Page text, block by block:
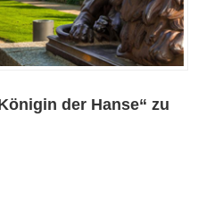
der Hanse“ zu